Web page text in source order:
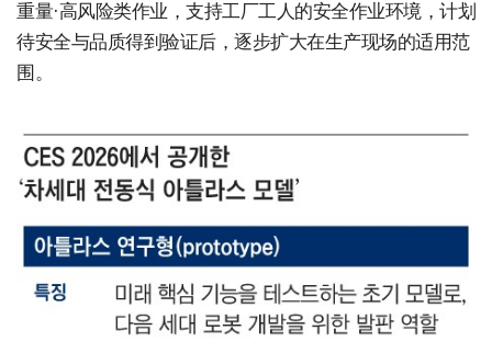
重量·高风险类作业，支持工厂工人的安全作业环境，计划
待安全与品质得到验证后，逐步扩大在生产现场的适用范
围。